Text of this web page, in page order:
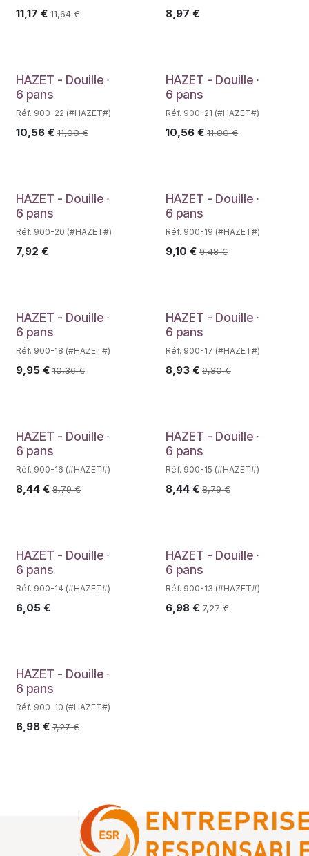
11,17 € 11,64€ 8,97 €
HAZET - Douille ∙
6 pans
Réf. 900-22 (#HAZET#)
10,56 € 11,00€
HAZET - Douille ∙
6 pans
Réf. 900-21 (#HAZET#)
10,56€ 11,00€
Déstockage
HAZET - Douille ∙
6 pans
Réf. 900-20 (#HAZET#)
7,92 €
HAZET - Douille ∙
6 pans
Réf. 900-19 (#HAZET#)
9,10 € 9,48€
HAZET - Douille ∙
6 pans
Réf. 900-18 (#HAZET#)
9,95 € 10,36€
HAZET - Douille ∙
6 pans
Réf. 900-17 (#HAZET#)
8,93€ 9,30€
HAZET - Douille ∙
6 pans
Réf. 900-16 (#HAZET#)
8,44 € 8,79€
HAZET - Douille ∙
6 pans
Réf. 900-15 (#HAZET#)
8,44€ 8,79€
Déstockage
HAZET - Douille ∙
6 pans
Réf. 900-14 (#HAZET#)
6,05 €
HAZET - Douille ∙
6 pans
Réf. 900-13 (#HAZET#)
6,98€ 7,27€
HAZET - Douille ∙
6 pans
Réf. 900-10 (#HAZET#)
6,98 € 7,27€